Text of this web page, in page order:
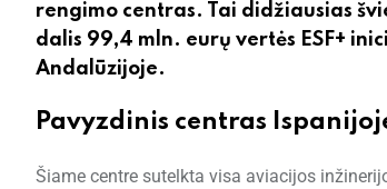
rengimo centras. Tai didžiausias
dalis 99,4 mln. eurų vertės ESF+
Andalūzijoje.
Pavyzdinis centras
Šiame centre sutelkta visa aviacijos